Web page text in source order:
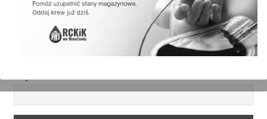
Newsletter
Ankieta satysfakcji Krwiodawcy